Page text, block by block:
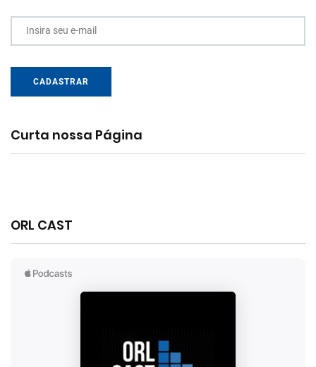
Insira seu e-mail
CADASTRAR
Curta nossa Página
ORL CAST